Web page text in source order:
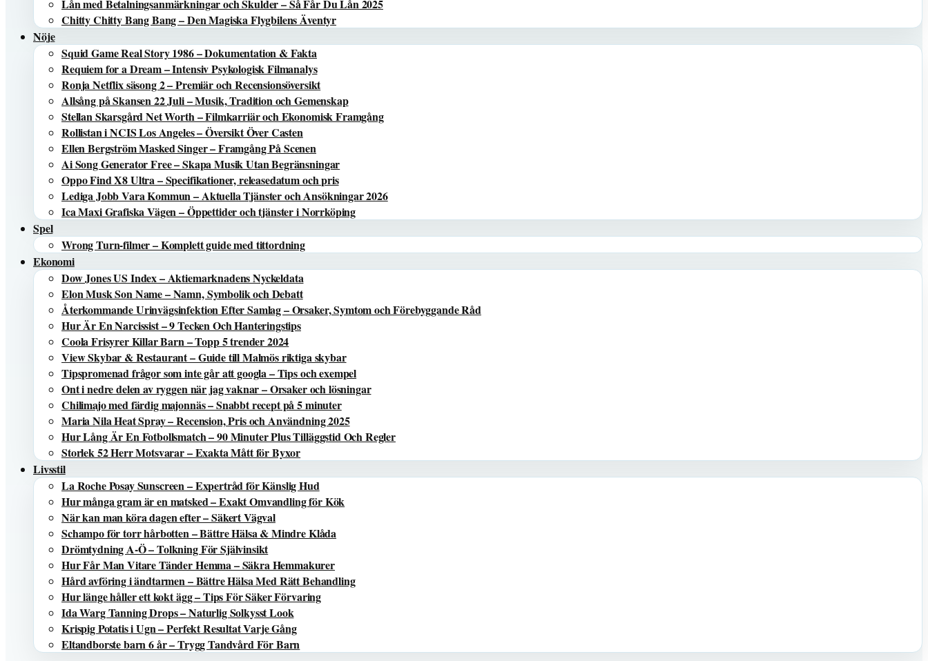
Lån med Betalningsanmärkningar och Skulder – Så Får Du Lån 2025
Chitty Chitty Bang Bang – Den Magiska Flygbilens Äventyr
Nöje
Squid Game Real Story 1986 – Dokumentation & Fakta
Requiem for a Dream – Intensiv Psykologisk Filmanalys
Ronja Netflix säsong 2 – Premiär och Recensionsöversikt
Allsång på Skansen 22 Juli – Musik, Tradition och Gemenskap
Stellan Skarsgård Net Worth – Filmkarriär och Ekonomisk Framgång
Rollistan i NCIS Los Angeles – Översikt Över Casten
Ellen Bergström Masked Singer – Framgång På Scenen
Ai Song Generator Free – Skapa Musik Utan Begränsningar
Oppo Find X8 Ultra – Specifikationer, releasedatum och pris
Lediga Jobb Vara Kommun – Aktuella Tjänster och Ansökningar 2026
Ica Maxi Grafiska Vägen – Öppettider och tjänster i Norrköping
Spel
Wrong Turn-filmer – Komplett guide med tittordning
Ekonomi
Dow Jones US Index – Aktiemarknadens Nyckeldata
Elon Musk Son Name – Namn, Symbolik och Debatt
Återkommande Urinvägsinfektion Efter Samlag – Orsaker, Symtom och Förebyggande Råd
Hur Är En Narcissist – 9 Tecken Och Hanteringstips
Coola Frisyrer Killar Barn – Topp 5 trender 2024
View Skybar & Restaurant – Guide till Malmös riktiga skybar
Tipspromenad frågor som inte går att googla – Tips och exempel
Ont i nedre delen av ryggen när jag vaknar – Orsaker och lösningar
Chilimajo med färdig majonnäs – Snabbt recept på 5 minuter
Maria Nila Heat Spray – Recension, Pris och Användning 2025
Hur Lång Är En Fotbollsmatch – 90 Minuter Plus Tilläggstid Och Regler
Storlek 52 Herr Motsvarar – Exakta Mått för Byxor
Livsstil
La Roche Posay Sunscreen – Expertråd för Känslig Hud
Hur många gram är en matsked – Exakt Omvandling för Kök
När kan man köra dagen efter – Säkert Vägval
Schampo för torr hårbotten – Bättre Hälsa & Mindre Klåda
Drömtydning A-Ö – Tolkning För Självinsikt
Hur Får Man Vitare Tänder Hemma – Säkra Hemmakurer
Hård avföring i ändtarmen – Bättre Hälsa Med Rätt Behandling
Hur länge håller ett kokt ägg – Tips För Säker Förvaring
Ida Warg Tanning Drops – Naturlig Solkysst Look
Krispig Potatis i Ugn – Perfekt Resultat Varje Gång
Eltandborste barn 6 år – Trygg Tandvård För Barn